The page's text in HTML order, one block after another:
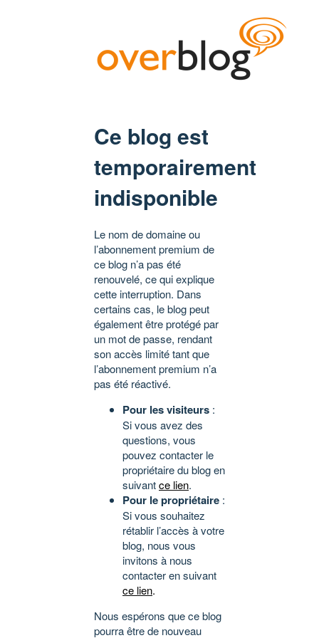
Ce blog est
temporairement
indisponible
Le nom de domaine ou
l’abonnement premium de
ce blog n’a pas été
renouvelé, ce qui explique
cette interruption. Dans
certains cas, le blog peut
également être protégé par
un mot de passe, rendant
son accès limité tant que
l’abonnement premium n’a
pas été réactivé.
Pour les visiteurs :
Si vous avez des
questions, vous
pouvez contacter le
propriétaire du blog en
suivantce lien.
Pour le propriétaire :
Si vous souhaitez
rétablir l’accès à votre
blog, nous vous
invitons à nous
contacter en suivant
ce lien.
Nous espérons que ce blog
pourra être de nouveau